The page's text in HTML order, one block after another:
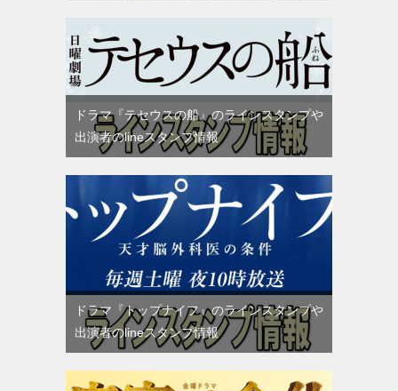
ドラマ『テセウスの船』のラインスタンプや
出演者のlineスタンプ情報
ドラマ『トップナイフ』のラインスタンプや
出演者のlineスタンプ情報